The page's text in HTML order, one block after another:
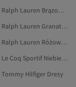
Ralph Lauren Brązowy Botki I Kozaki
Ralph Lauren Granatowy Sneakersy
Ralph Lauren Różowy Koszulki Polo
Le Coq Sportif Niebieski Dresy
Tommy Hilfiger Dresy